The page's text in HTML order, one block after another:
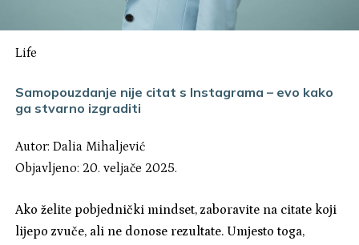
Life
Samopouzdanje nije citat s Instagrama – evo kako
ga stvarno izgraditi
Autor:Dalia Mihaljević
Objavljeno: 20. veljače 2025.
Ako želite pobjednički mindset, zaboravite na citate koji
lijepo zvuče, ali ne donose rezultate. Umjesto toga,